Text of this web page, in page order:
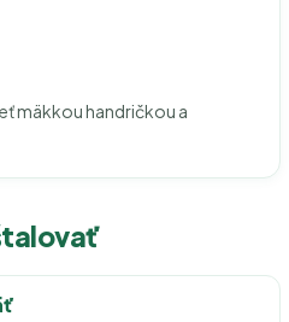
mäkkou handričkou a